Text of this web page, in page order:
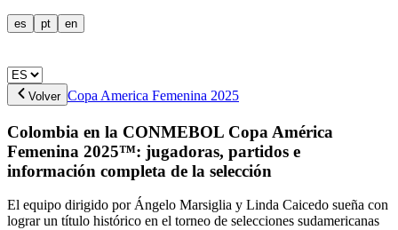
es pt en
Volver Copa America Femenina 2025
Colombia en la CONMEBOL Copa América
Femenina 2025™: jugadoras, partidos e
información completa de la selección
El equipo dirigido por Ángelo Marsiglia y Linda Caicedo sueña con
lograr un título histórico en el torneo de selecciones sudamericanas